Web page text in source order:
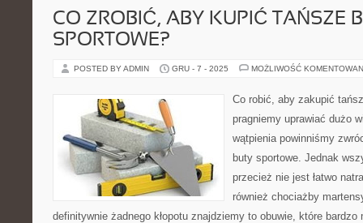
CO ZROBIĆ, ABY KUPIĆ TAŃSZE
SPORTOWE?
POSTED BY ADMIN GRU - 7 - 2025 MOŻLIWOŚĆ
Co robić, aby zakupić
pragniemy uprawiać dużo
wątpienia powinniśmy
buty sportowe. Jednak
przecież nie jest łatwo
również chociażby
definitywnie żadnego kłopotu znajdziemy to obuwie, które